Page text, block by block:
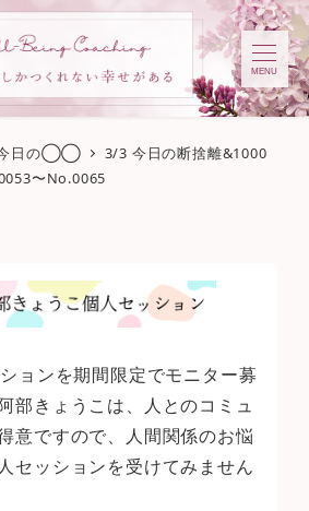
MENU
日の◯◯
3/3 今日の断捨離&1000
〜No.0065
ョンを期間限定でモニター募
部きょうこは、人とのコミュ
意ですので、人間関係のお悩
セッションを受けてみません